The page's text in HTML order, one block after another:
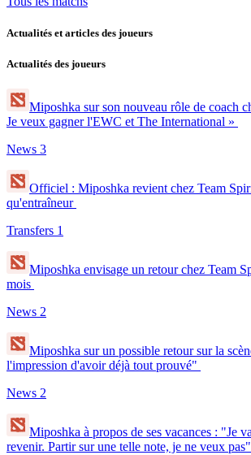
Actualités et articles des joueurs
Actualités des joueurs
Miposhka sur son nouveau rôle de coach
Je veux gagner l'EWC et The International »
News 3
Officiel : Miposhka revient chez Team
qu'entraîneur
Transfers 1
Miposhka envisage un retour chez Team
mois
News 2
Miposhka sur un possible retour sur la
l'impression d'avoir déjà tout prouvé"
News 2
Miposhka à propos de ses vacances : "Je
revenir. Partir sur une telle note, je ne veux pas"